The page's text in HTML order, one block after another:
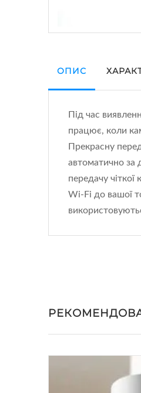
ОПИС
Під час
працює, коли
Прекрасну
автоматично за
передачу
Wi-Fi до вашої